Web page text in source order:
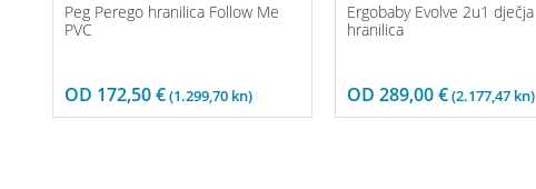
Peg Perego hranilica Follow Me
PVC
OD 172,50€(1.299,70 kn)
Ergobaby Evolve 2u1 dječja
hranilica
OD 289,00€(2.177,47 kn)